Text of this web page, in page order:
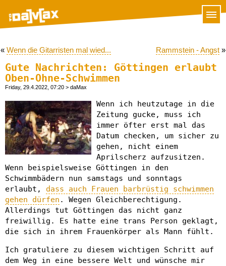
« Wenn die Gitarristen mal wied... Rammstein - Angst »
Gute Nachrichten: Göttingen erlaubt
Oben-Ohne-Schwimmen
Friday, 29.4.2022, 07:20 > daMax
Wenn ich heutzutage in die
Zeitung gucke, muss ich
immer öfter erst mal das
Datum checken, um sicher zu
gehen, nicht einem
Aprilscherz aufzusitzen.
Wenn beispielsweise Göttingen in den
Schwimmbädern nun samstags und sonntags
erlaubt, dass auch Frauen barbrüstig schwimmen
gehen dürfen . Wegen Gleichberechtigung.
Allerdings tut Göttingen das nicht ganz
freiwillig. Es hatte eine trans Person geklagt,
die sich in ihrem Frauenkörper als Mann fühlt.
Ich gratuliere zu diesem wichtigen Schritt auf
dem Weg in eine bessere Welt und wünsche mir